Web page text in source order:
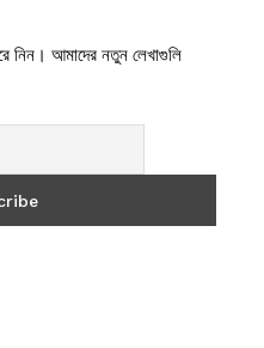
নিন। আমাদের নতুন লেখাগুলি